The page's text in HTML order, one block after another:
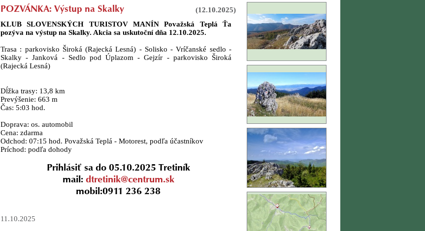
(12.10.2025)
POZVÁNKA: Výstup na Skalky
KLUB SLOVENSKÝCH TURISTOV MANÍN Považská Teplá Ťa
pozýva na výstup na Skalky. Akcia sa uskutoční dňa 12.10.2025.
Trasa : parkovisko Široká (Rajecká Lesná) - Solisko - Vríčanské sedlo -
Skalky - Janková - Sedlo pod Úplazom - Gejzír - parkovisko Široká
(Rajecká Lesná)
Dĺžka trasy: 13,8 km
Prevýšenie: 663 m
Čas: 5:03 hod.
Doprava: os. automobil
Cena: zdarma
Odchod: 07:15 hod. Považská Teplá - Motorest, podľa účastníkov
Príchod: podľa dohody
Prihlásiť sa do 05.10.2025 Tretiník
mail: dtretinik@centrum.sk
mobil:0911 236 238
11.10.2025